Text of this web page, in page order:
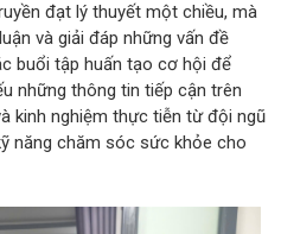
đạt lý thuyết một chiều, mà
và giải đáp những vấn đề
buổi tập huấn tạo cơ hội để
những thông tin tiếp cận trên
kinh nghiệm thực tiễn từ đội ngũ
năng chăm sóc sức khỏe cho